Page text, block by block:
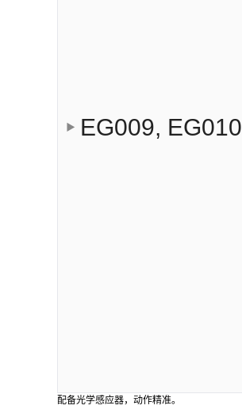
EG009, EG010
配备光学感应器，动作精准。